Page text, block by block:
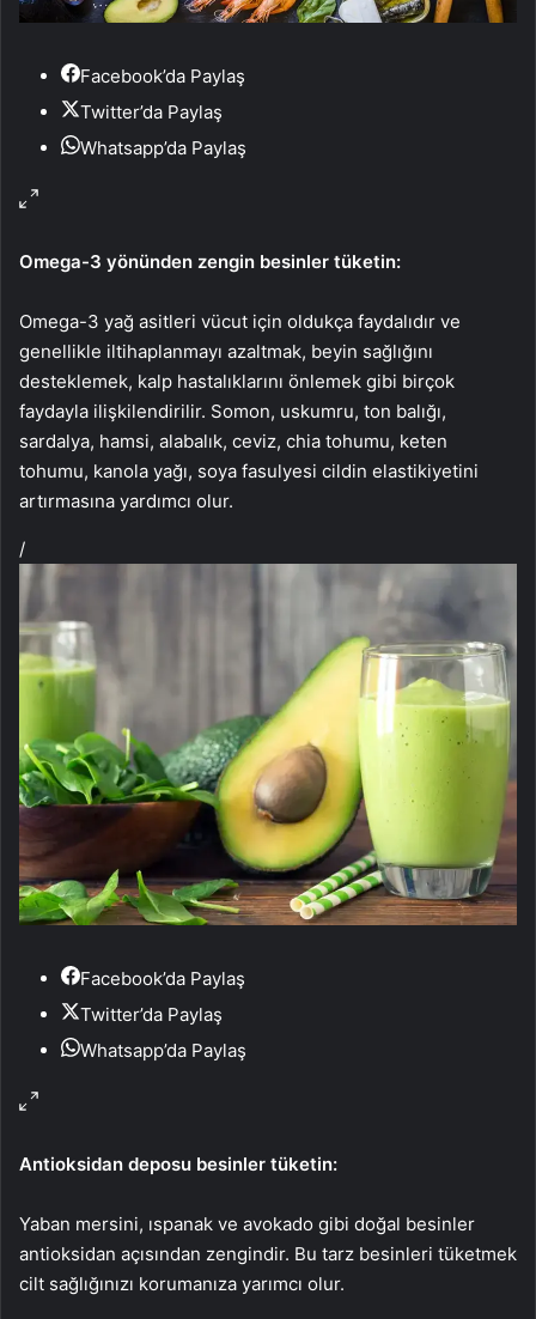
Facebook’da Paylaş
Twitter’da Paylaş
Whatsapp’da Paylaş
Omega-3 yönünden zengin besinler tüketin:
Omega-3 yağ asitleri vücut için oldukça faydalıdır ve
genellikle iltihaplanmayı azaltmak, beyin sağlığını
desteklemek, kalp hastalıklarını önlemek gibi birçok
faydayla ilişkilendirilir. Somon, uskumru, ton balığı,
sardalya, hamsi, alabalık, ceviz, chia tohumu, keten
tohumu, kanola yağı, soya fasulyesi cildin elastikiyetini
artırmasına yardımcı olur.
/
Facebook’da Paylaş
Twitter’da Paylaş
Whatsapp’da Paylaş
Antioksidan deposu besinler tüketin:
Yaban mersini, ıspanak ve avokado gibi doğal besinler
antioksidan açısından zengindir. Bu tarz besinleri tüketmek
cilt sağlığınızı korumanıza yarımcı olur.